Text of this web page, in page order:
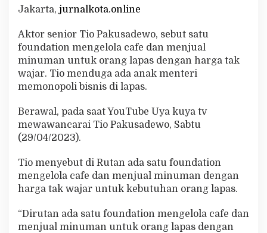
o
o
l
B
i
s
i
d
a
p
a
s
Jakarta, jurnalkota.online
Aktor senior Tio Pakusadewo, sebut satu
foundation mengelola cafe dan menjual
minuman untuk orang lapas dengan harga tak
wajar. Tio menduga ada anak menteri
memonopoli bisnis di lapas.
Berawal, pada saat YouTube Uya kuya tv
mewawancarai Tio Pakusadewo, Sabtu
(29/04/2023).
Tio menyebut di Rutan ada satu foundation
mengelola cafe dan menjual minuman dengan
harga tak wajar untuk kebutuhan orang lapas.
“Dirutan ada satu foundation mengelola cafe dan
menjual minuman untuk orang lapas dengan